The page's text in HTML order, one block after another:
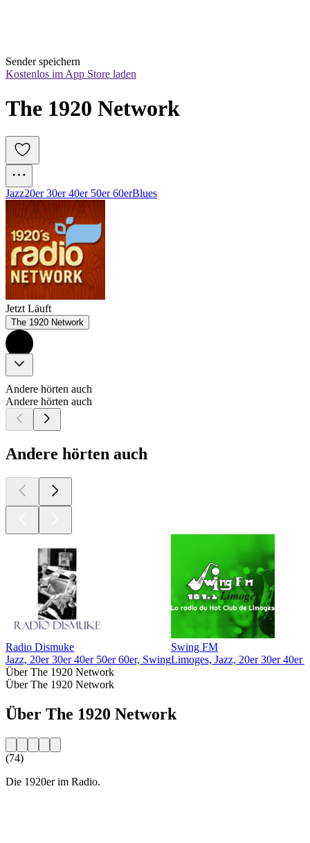
Sender speichern
Kostenlos im App Store laden
The 1920 Network
Jazz20er 30er 40er 50er 60erBlues
Jetzt Läuft
The 1920 Network
Andere hörten auch
Andere hörten auch
Andere hörten auch
Radio Dismuke
Jazz, 20er 30er 40er 50er 60er, Swing
Swing FM
Limoges, Jazz, 20er 30er 40er
Über The 1920 Network
Über The 1920 Network
Über The 1920 Network
(74)
Die 1920er im Radio.